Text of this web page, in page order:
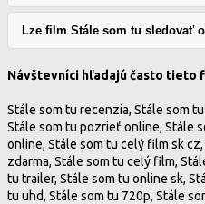
Lze film Stále som tu sledovať
Návštevníci hľadajú často tieto
Stále som tu recenzia, Stále som
Stále som tu pozrieť online, Stále
online, Stále som tu celý film sk
zdarma, Stále som tu celý film,
tu trailer, Stále som tu online sk,
tu uhd, Stále som tu 720p, Stále